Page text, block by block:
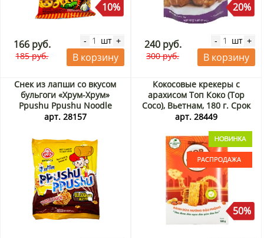
10%
166 руб.
185 руб.
- шт +
В корзину
20%
240 руб.
300 руб.
- шт +
В корзину
Снек из лапши со вкусом
бульгоги «Хрум-Хрум»
Ppushu Ppushu Noodle
Snack Bulgogi Flavored
арт. 28157
Кокосовые крекеры с
арахисом Топ Коко (Top
Coco), Вьетнам, 180 г. Срок
до 06.09.2026. Распродажа
арт. 28449
50%